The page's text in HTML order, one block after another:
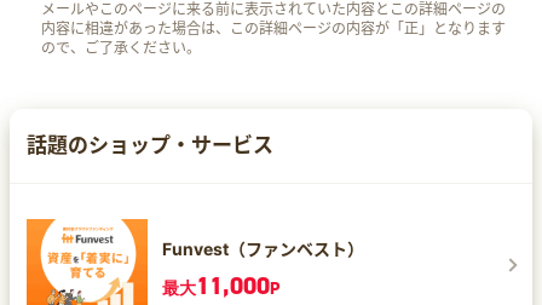
メールやこのページに来る前に表示されていた内容とこの詳細ページの
内容に相違があった場合は、この詳細ページの内容が「正」となります
ので、ご了承ください。
話題のショップ・サービス
Funvest（ファンベスト）
最大11,000P